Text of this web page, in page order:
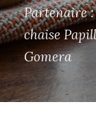
Partenaire :
chaise
Gomera